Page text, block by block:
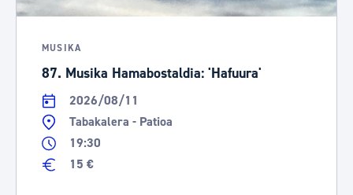
MUSIKA
87. Musika Hamabostaldia: 'Hafuura'
2026/08/11
Tabakalera - Patioa
19:30
15 €